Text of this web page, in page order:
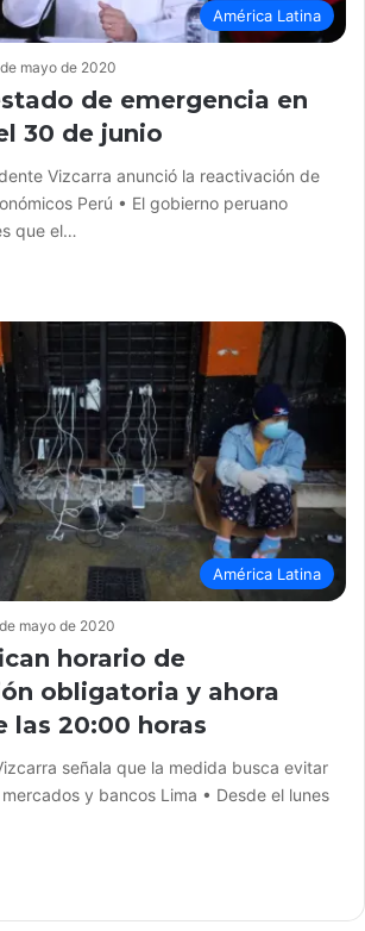
América Latina
mayo de 2020
de emergencia en
30 de junio
Vizcarra anunció la reactivación de
Perú • El gobierno peruano
que el…
América Latina
mayo de 2020
horario de
obligatoria y ahora
las 20:00 horas
señala que la medida busca evitar
y bancos Lima • Desde el lunes